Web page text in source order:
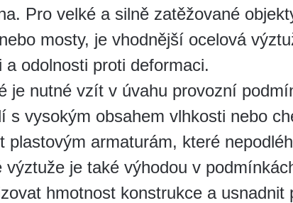
Pro velké a silně zatěžované
mosty, je vhodnější ocelová
a odolnosti proti deformaci.
je nutné vzít v úvahu provozní
s vysokým obsahem vlhkosti nebo
plastovým armaturám, které
výztuže je také výhodou v
hmotnost konstrukce a usnadnit